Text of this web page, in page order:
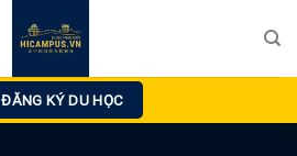
ĐĂNG KÝ DU HỌC